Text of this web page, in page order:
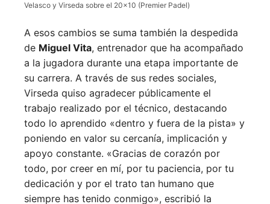
Velasco y Virseda sobre el 20×10 (Premier Padel)
A esos cambios se suma también la despedida
de Miguel Vita, entrenador que ha acompañado
a la jugadora durante una etapa importante de
su carrera. A través de sus redes sociales,
Virseda quiso agradecer públicamente el
trabajo realizado por el técnico, destacando
todo lo aprendido «dentro y fuera de la pista» y
poniendo en valor su cercanía, implicación y
apoyo constante. «Gracias de corazón por
todo, por creer en mí, por tu paciencia, por tu
dedicación y por el trato tan humano que
siempre has tenido conmigo», escribió la